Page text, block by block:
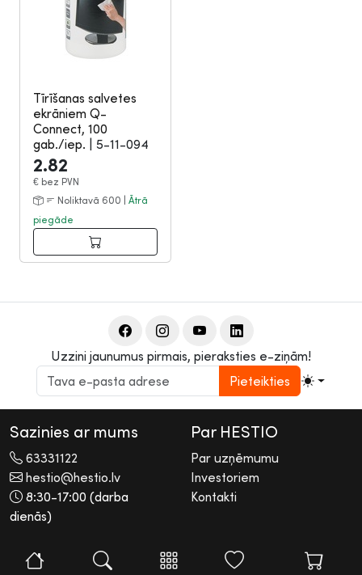
Tīrīšanas salvetes
ekrāniem Q-
Connect, 100
gab./iep.
5-11-094
2.82
€ bez PVN
Noliktavā 600 | Ātrā
piegāde
Uzzini jaunumus pirmais, pieraksties e-ziņām!
Pieteikties
Sazinies ar mums
63331122
hestio@hestio.lv
8:30-17:00 (darba
dienās)
Par HESTIO
Par uzņēmumu
Investoriem
Kontakti
2026 © Hestio AS
Visas tiesības rezervētas. Informācijas pārpublicēšana bez